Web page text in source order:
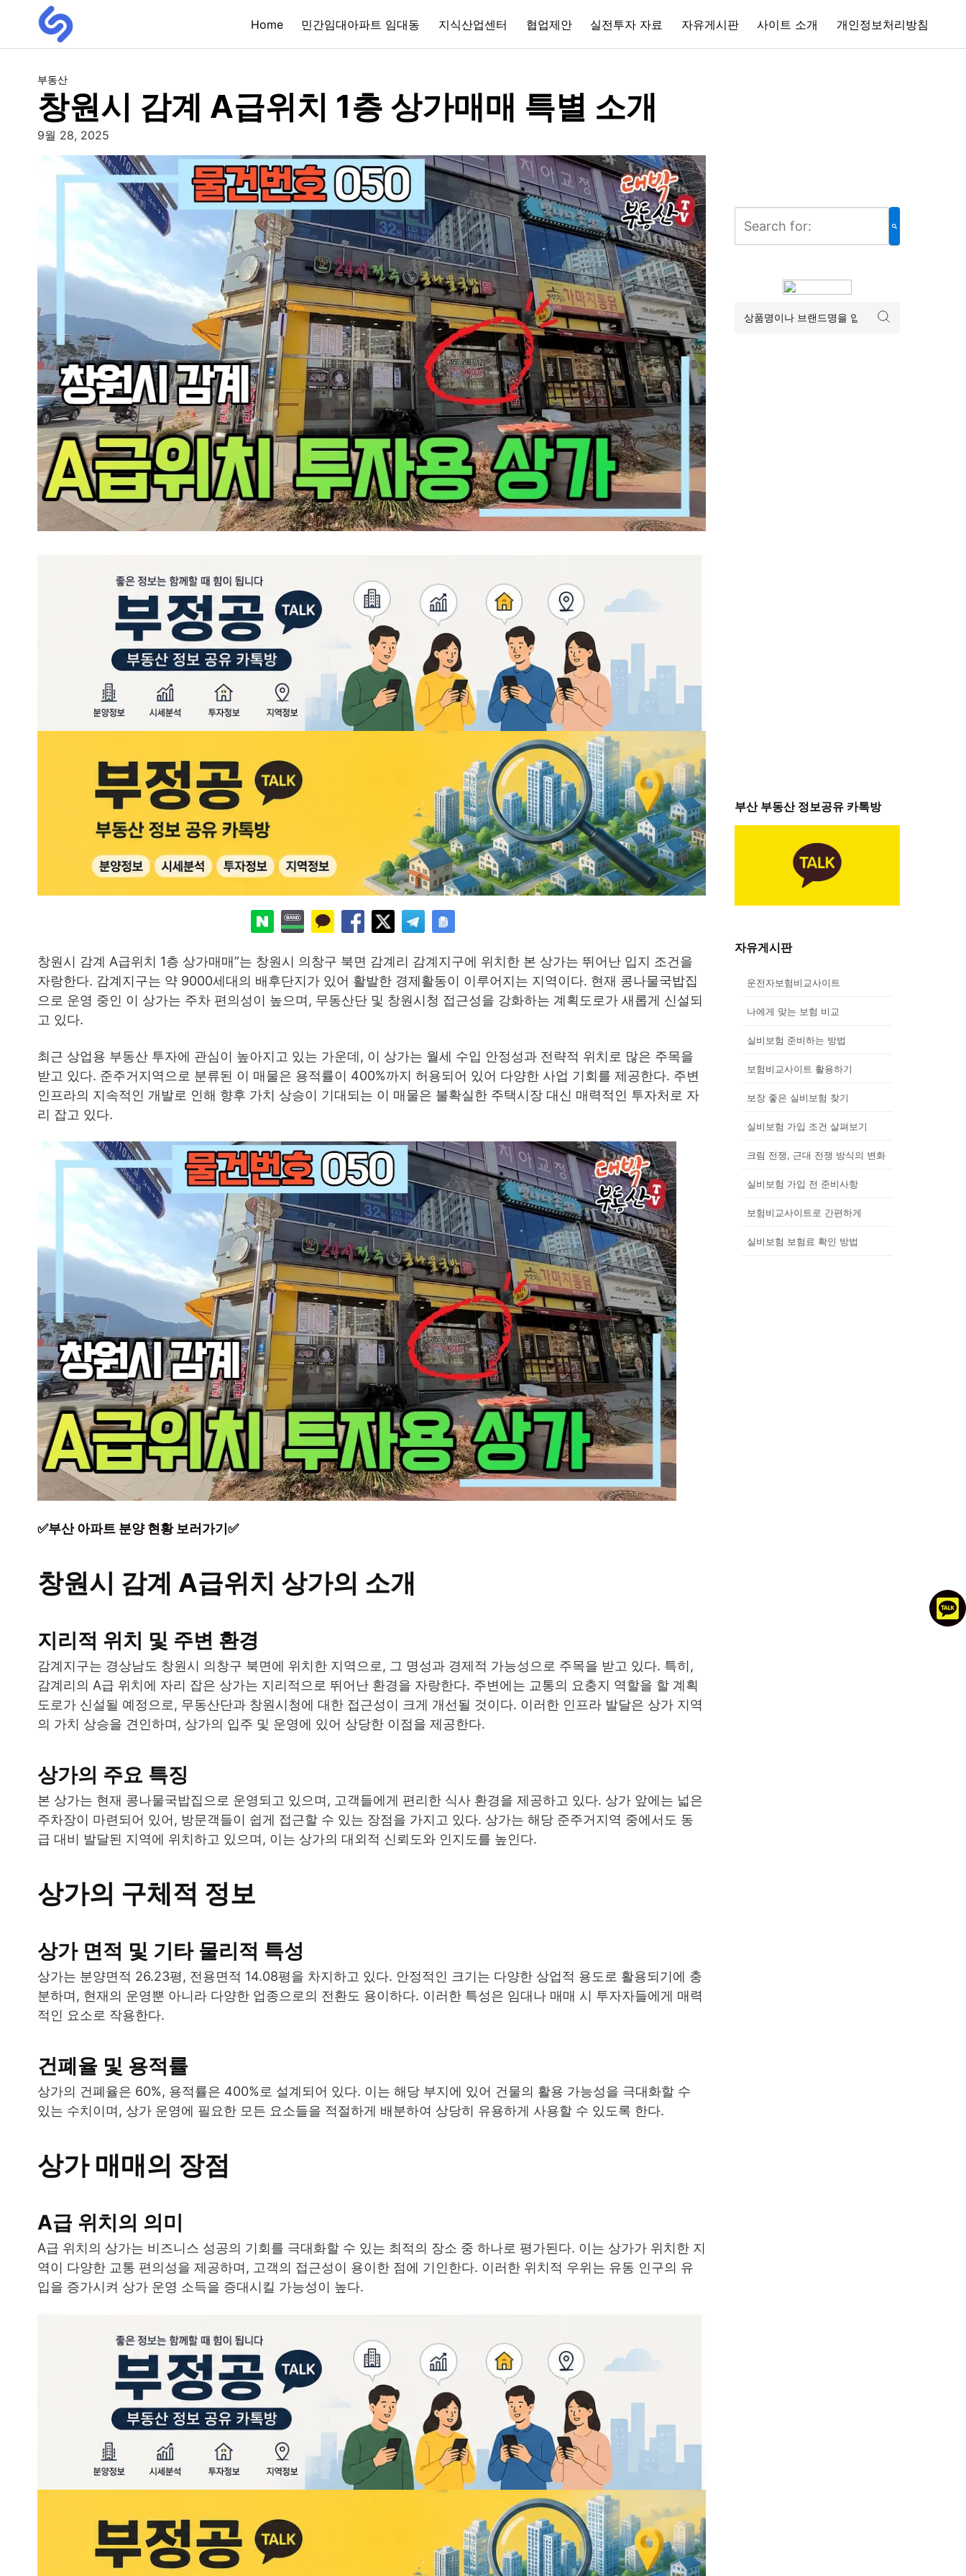
Home 민간임대아파트 임대동 지식산업센터 협업제안 실전투자 자료 자유게시판 사이트 소개 개인정보처리방침
부동산
창원시 감계 A급위치 1층 상가매매 특별 소개
9월 28, 2025
창원시 감계 A급위치 1층 상가매매”는 창원시 의창구 북면 감계리 감계지구에 위치한 본 상가는 뛰어난 입지 조건을
자랑한다. 감계지구는 약 9000세대의 배후단지가 있어 활발한 경제활동이 이루어지는 지역이다. 현재 콩나물국밥집
으로 운영 중인 이 상가는 주차 편의성이 높으며, 무동산단 및 창원시청 접근성을 강화하는 계획도로가 새롭게 신설되
고 있다.
최근 상업용 부동산 투자에 관심이 높아지고 있는 가운데, 이 상가는 월세 수입 안정성과 전략적 위치로 많은 주목을
받고 있다. 준주거지역으로 분류된 이 매물은 용적률이 400%까지 허용되어 있어 다양한 사업 기회를 제공한다. 주변
인프라의 지속적인 개발로 인해 향후 가치 상승이 기대되는 이 매물은 불확실한 주택시장 대신 매력적인 투자처로 자
리 잡고 있다.
✅부산 아파트 분양 현황 보러가기✅
창원시 감계 A급위치 상가의 소개
지리적 위치 및 주변 환경
감계지구는 경상남도 창원시 의창구 북면에 위치한 지역으로, 그 명성과 경제적 가능성으로 주목을 받고 있다. 특히,
감계리의 A급 위치에 자리 잡은 상가는 지리적으로 뛰어난 환경을 자랑한다. 주변에는 교통의 요충지 역할을 할 계획
도로가 신설될 예정으로, 무동산단과 창원시청에 대한 접근성이 크게 개선될 것이다. 이러한 인프라 발달은 상가 지역
의 가치 상승을 견인하며, 상가의 입주 및 운영에 있어 상당한 이점을 제공한다.
상가의 주요 특징
본 상가는 현재 콩나물국밥집으로 운영되고 있으며, 고객들에게 편리한 식사 환경을 제공하고 있다. 상가 앞에는 넓은
주차장이 마련되어 있어, 방문객들이 쉽게 접근할 수 있는 장점을 가지고 있다. 상가는 해당 준주거지역 중에서도 동
급 대비 발달된 지역에 위치하고 있으며, 이는 상가의 대외적 신뢰도와 인지도를 높인다.
상가의 구체적 정보
상가 면적 및 기타 물리적 특성
상가는 분양면적 26.23평, 전용면적 14.08평을 차지하고 있다. 안정적인 크기는 다양한 상업적 용도로 활용되기에 충
분하며, 현재의 운영뿐 아니라 다양한 업종으로의 전환도 용이하다. 이러한 특성은 임대나 매매 시 투자자들에게 매력
적인 요소로 작용한다.
건폐율 및 용적률
상가의 건폐율은 60%, 용적률은 400%로 설계되어 있다. 이는 해당 부지에 있어 건물의 활용 가능성을 극대화할 수
있는 수치이며, 상가 운영에 필요한 모든 요소들을 적절하게 배분하여 상당히 유용하게 사용할 수 있도록 한다.
상가 매매의 장점
A급 위치의 의미
A급 위치의 상가는 비즈니스 성공의 기회를 극대화할 수 있는 최적의 장소 중 하나로 평가된다. 이는 상가가 위치한 지
역이 다양한 교통 편의성을 제공하며, 고객의 접근성이 용이한 점에 기인한다. 이러한 위치적 우위는 유동 인구의 유
입을 증가시켜 상가 운영 소득을 증대시킬 가능성이 높다.
부산 부동산 정보공유 카톡방
자유게시판
운전자보험비교사이트
나에게 맞는 보험 비교
실비보험 준비하는 방법
보험비교사이트 활용하기
보장 좋은 실비보험 찾기
실비보험 가입 조건 살펴보기
크림 전쟁, 근대 전쟁 방식의 변화
실비보험 가입 전 준비사항
보험비교사이트로 간편하게
실비보험 보험료 확인 방법